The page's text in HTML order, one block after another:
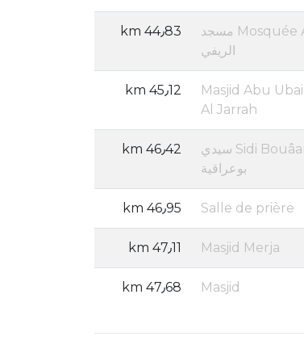
Mosquée Arrifi مسجد
الريفي
44٫83 km
Masjid Abu
Al Jarrah
45٫12 km
Sidi Bouâarakia سيدي
بوعراقية
46٫42 km
Salle de prière 46٫95 km
Masjid Merja 47٫11 km
Masjid 47٫68 km